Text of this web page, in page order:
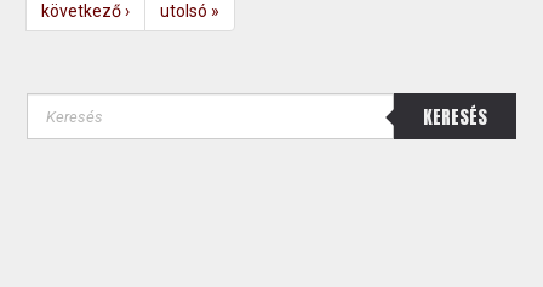
következő › utolsó »
KERESÉS